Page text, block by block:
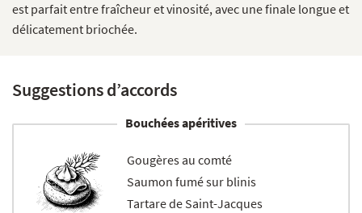
est parfait entre fraîcheur et vinosité, avec une finale longue et
délicatement briochée.
Suggestions d’accords
Bouchées apéritives
Gougères au comté
Saumon fumé sur blinis
Tartare de Saint-Jacques